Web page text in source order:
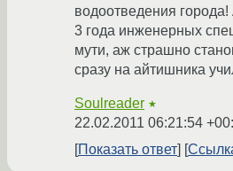
водоотведения
3 года инженерных
мути, аж страшно
сразу на айтишника
Soulreader ★
22.02.2011 06:21:54
Показать ответ